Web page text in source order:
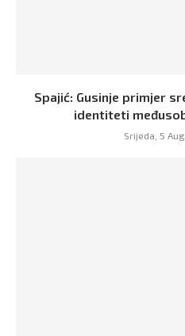
Spajić: Gusinje primjer
identiteti
Srijeda, 5